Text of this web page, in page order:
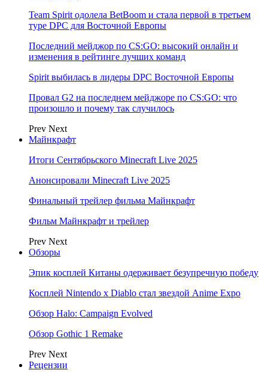
Team Spirit одолела BetBoom и стала первой в третьем
туре DPC для Восточной Европы
Последний мейджор по CS:GO: высокий онлайн и
изменения в рейтинге лучших команд
Spirit выбилась в лидеры DPC Восточной Европы
Провал G2 на последнем мейджоре по CS:GO: что
произошло и почему так случилось
Prev Next
Майнкрафт
Итоги Сентябрьского Minecraft Live 2025
Анонсировали Minecraft Live 2025
Финальный трейлер фильма Майнкрафт
Фильм Майнкрафт и трейлер
Prev Next
Обзоры
Эпик косплей Китаны одерживает безупречную победу
Косплей Nintendo x Diablo стал звездой Anime Expo
Обзор Halo: Campaign Evolved
Обзор Gothic 1 Remake
Prev Next
Рецензии